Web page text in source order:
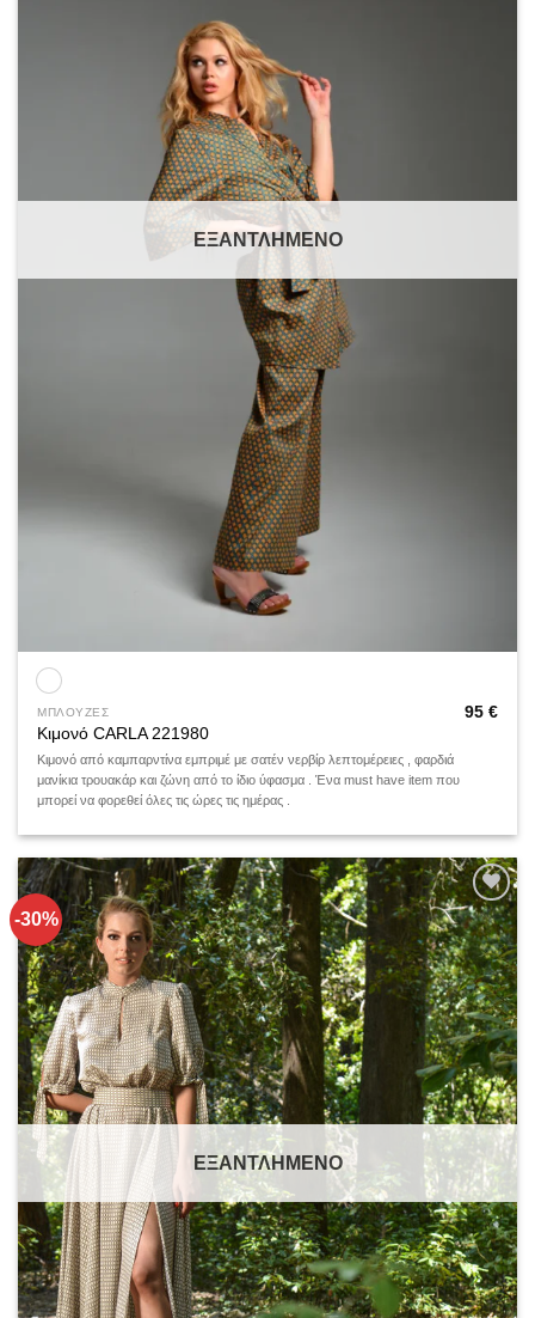
ΕΞΑΝΤΛΗΜΈΝΟ
ΜΠΛΟΥΖΕΣ
Κιμονό CARLA 221980
95 €
Κιμονό από καμπαρντίνα εμπριμέ με σατέν νερβίρ λεπτομέρειες , φαρδιά
μανίκια τρουακάρ και ζώνη από το ίδιο ύφασμα . Ένα must have item που
μπορεί να φορεθεί όλες τις ώρες τις ημέρας .
-30%
Add to
wishlist
ΕΞΑΝΤΛΗΜΈΝΟ